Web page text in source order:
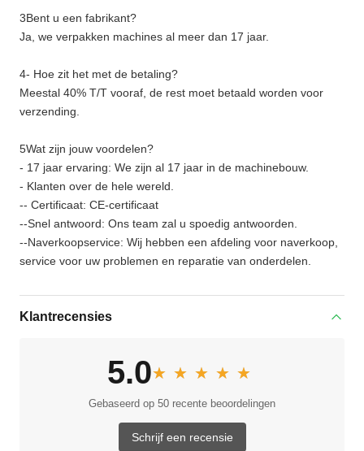
3Bent u een fabrikant?
Ja, we verpakken machines al meer dan 17 jaar.
4- Hoe zit het met de betaling?
Meestal 40% T/T vooraf, de rest moet betaald worden voor
verzending.
5Wat zijn jouw voordelen?
- 17 jaar ervaring: We zijn al 17 jaar in de machinebouw.
- Klanten over de hele wereld.
-- Certificaat: CE-certificaat
--Snel antwoord: Ons team zal u spoedig antwoorden.
--Naverkoopservice: Wij hebben een afdeling voor naverkoop,
service voor uw problemen en reparatie van onderdelen.
Klantrecensies
5.0★★★★★
★★★★★
Gebaseerd op 50 recente beoordelingen
Schrijf een recensie